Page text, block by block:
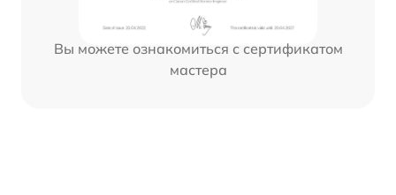
Вы можете ознакомиться с сертификатом
мастера